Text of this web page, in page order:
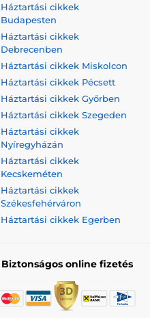
Háztartási cikkek
Budapesten
Háztartási cikkek
Debrecenben
Háztartási cikkek Miskolcon
Háztartási cikkek Pécsett
Háztartási cikkek Győrben
Háztartási cikkek Szegeden
Háztartási cikkek
Nyíregyházán
Háztartási cikkek
Kecskeméten
Háztartási cikkek
Székesfehérváron
Háztartási cikkek Egerben
Biztonságos online fizetés